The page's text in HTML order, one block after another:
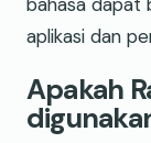
aplikasi dan
Apakah